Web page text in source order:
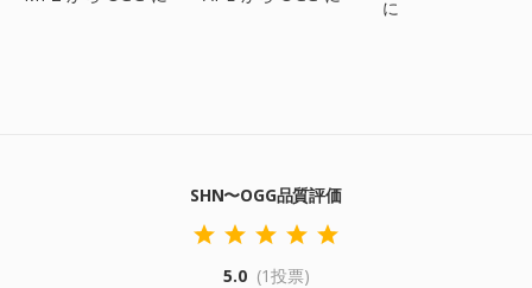
に
SHN〜OGG品質評価
5.0 (1投票)